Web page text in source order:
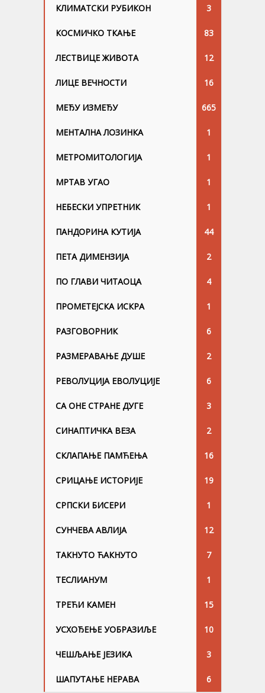
КЛИМАТСКИ РУБИКОН 3
КОСМИЧКО ТКАЊЕ 83
ЛЕСТВИЦЕ ЖИВОТА 12
ЛИЦЕ ВЕЧНОСТИ 16
МЕЂУ ИЗМЕЂУ 665
МЕНТАЛНА ЛОЗИНКА 1
МЕТРОМИТОЛОГИЈА 1
МРТАВ УГАО 1
НЕБЕСКИ УПРЕТНИК 1
ПАНДОРИНА КУТИЈА 44
ПЕТА ДИМЕНЗИЈА 2
ПО ГЛАВИ ЧИТАОЦА 4
ПРОМЕТЕЈСКА ИСКРА 1
РАЗГОВОРНИК 6
РАЗМЕРАВАЊЕ ДУШЕ 2
РЕВОЛУЦИЈА ЕВОЛУЦИЈЕ 6
СА ОНЕ СТРАНЕ ДУГЕ 3
СИНАПТИЧКА ВЕЗА 2
СКЛАПАЊЕ ПАМЋЕЊА 16
СРИЦАЊЕ ИСТОРИЈЕ 19
СРПСКИ БИСЕРИ 1
СУНЧЕВА АВЛИЈА 12
ТАКНУТО ЋАКНУТО 7
ТЕСЛИАНУМ 1
ТРЕЋИ КАМЕН 15
УСХОЂЕЊЕ УОБРАЗИЉЕ 10
ЧЕШЉАЊЕ ЈЕЗИKА 3
ШАПУТАЊЕ НЕРАВА 6